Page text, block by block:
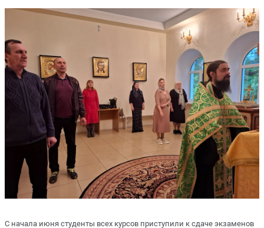
С начала июня студенты всех курсов приступили к сдаче экзаменов